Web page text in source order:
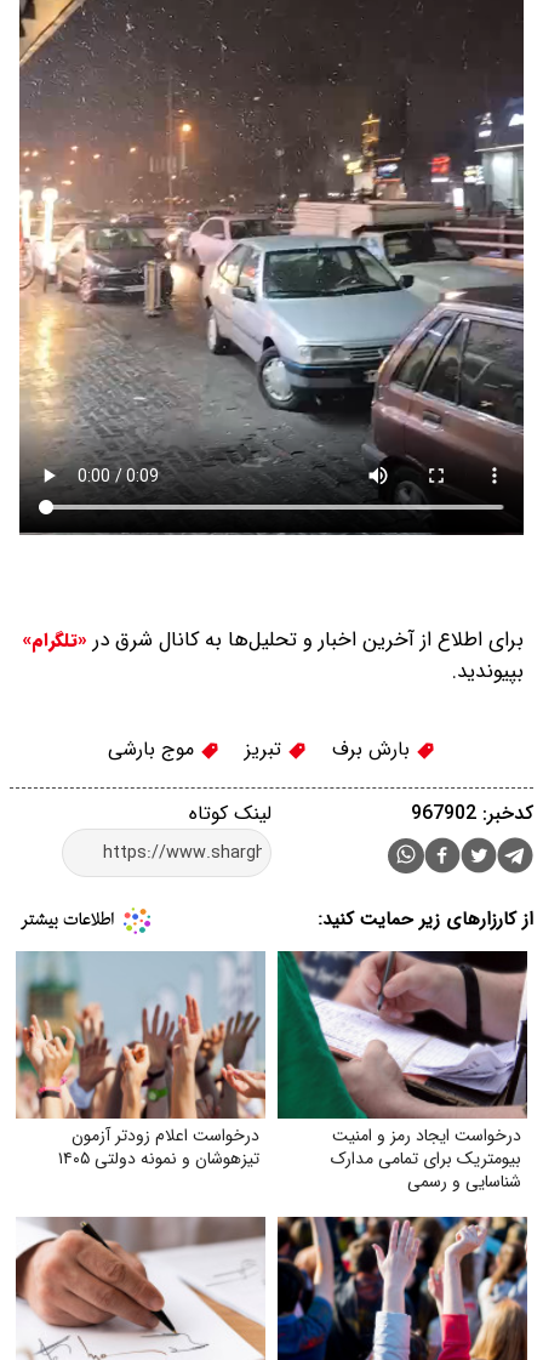
برای اطلاع از آخرین اخبار و تحلیل‌ها به کانال شرق در «تلگرام»
بپیوندید.
بارش برف تبریز موج بارشی
لینک کوتاه کدخبر: 967902
از کارزارهای زیر حمایت کنید:
درخواست ایجاد رمز و امنیت
بیومتریک برای تمامی مدارک
شناسایی و رسمی
درخواست اعلام زودتر آزمون
تیزهوشان و نمونه دولتی ۱۴۰۵